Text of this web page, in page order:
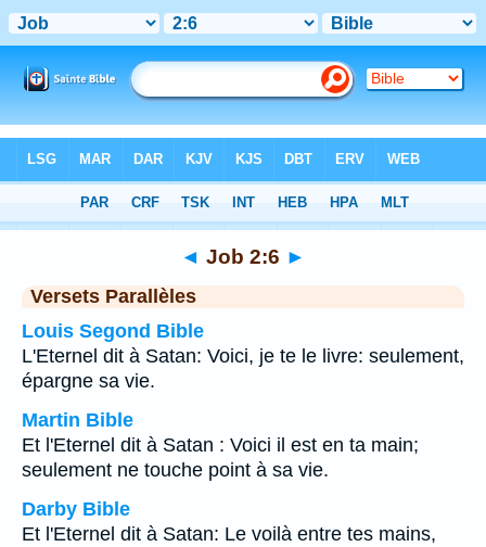
Chapitre 2 > Verset 6
◄ Job 2:6 ►
Versets Parallèles
Louis Segond Bible
L'Eternel dit à Satan: Voici, je te le livre: seulement,
épargne sa vie.
Martin Bible
Et l'Eternel dit à Satan : Voici il est en ta main;
seulement ne touche point à sa vie.
Darby Bible
Et l'Eternel dit à Satan: Le voilà entre tes mains,